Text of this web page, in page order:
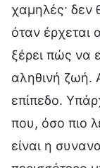
χαμηλές· δεν
όταν έρχεται
ξέρει πώς να
αληθινή ζωή.
επίπεδο.
που, όσο πιο
είναι η